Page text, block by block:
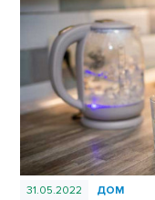
31.05.2022 ДОМ